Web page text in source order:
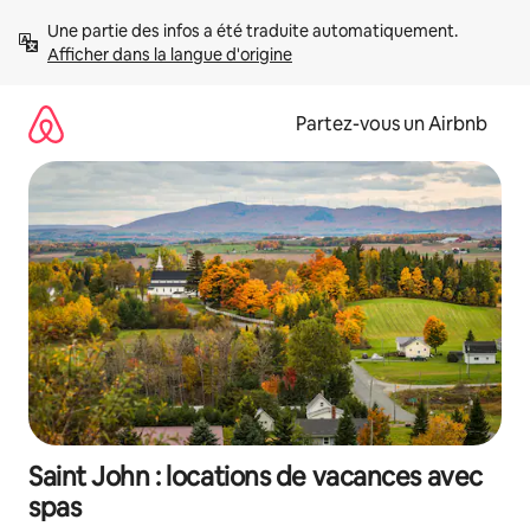
directement
Afficher dans la langue d'origine
Partez-vous un Airbnb
Saint John : locations de vacances avec
spas